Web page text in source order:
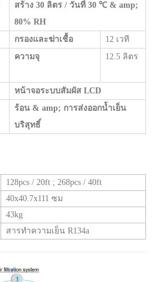
สร้าง 30 ลิตร / วันที่ 30 ℃ & amp;
80% RH
กรองและฆ่าเชื้อ
12 เวที
ความจุ 12.5 ลิตร
หน้าจอระบบสัมผัส LCD
ร้อน & amp; การส่งออกน้ำเย็น
บริสุทธิ์
128pcs / 20ft ; 268pcs / 40ft
40x40.7x111 ซม
43kg
สารทำความเย็น R134a